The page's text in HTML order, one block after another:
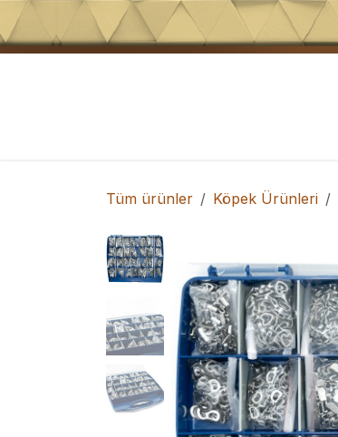
İçeriğe atla
Tüm ürünler Köpek Ürünleri